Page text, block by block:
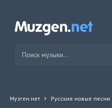
Музген.нет Русские новые песни